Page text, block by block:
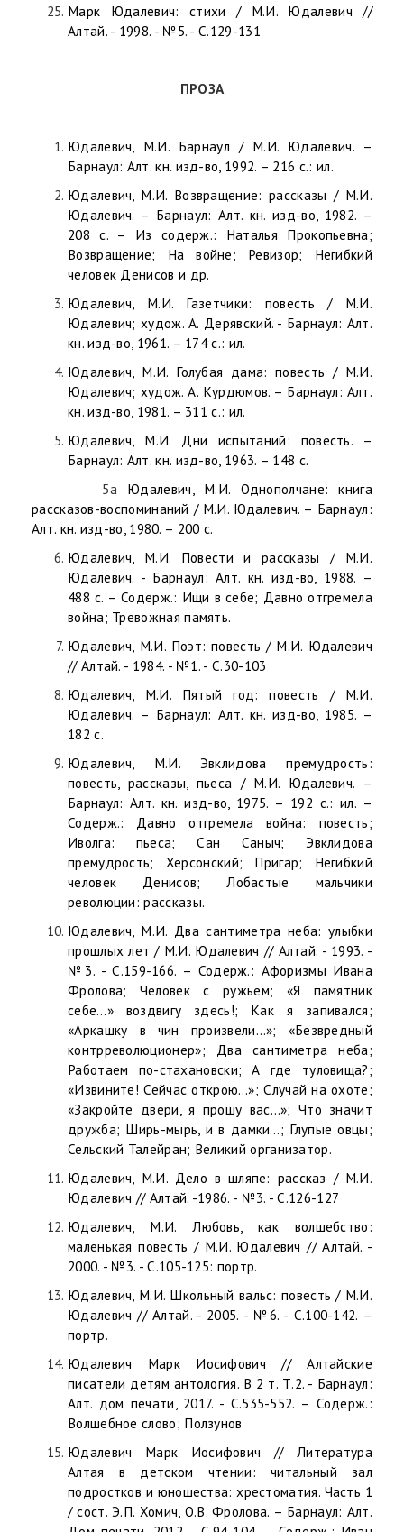
Марк Юдалевич: стихи / М.И. Юдалевич //
Алтай. - 1998. - №5. - С.129-131
ПРОЗА
Юдалевич, М.И. Барнаул / М.И. Юдалевич. –
Барнаул: Алт. кн. изд-во, 1992. – 216 с.: ил.
Юдалевич, М.И. Возвращение: рассказы / М.И.
Юдалевич. – Барнаул: Алт. кн. изд-во, 1982. –
208 с. – Из содерж.: Наталья Прокопьевна;
Возвращение; На войне; Ревизор; Негибкий
человек Денисов и др.
Юдалевич, М.И. Газетчики: повесть / М.И.
Юдалевич; худож. А. Дерявский. - Барнаул: Алт.
кн. изд-во, 1961. – 174 с.: ил.
Юдалевич, М.И. Голубая дама: повесть / М.И.
Юдалевич; худож. А. Курдюмов. – Барнаул: Алт.
кн. изд-во, 1981. – 311 с.: ил.
Юдалевич, М.И. Дни испытаний: повесть. –
Барнаул: Алт. кн. изд-во, 1963. – 148 с.
5а Юдалевич, М.И. Однополчане: книга
рассказов-воспоминаний / М.И. Юдалевич. – Барнаул:
Алт. кн. изд-во, 1980. – 200 с.
Юдалевич, М.И. Повести и рассказы / М.И.
Юдалевич. - Барнаул: Алт. кн. изд-во, 1988. –
488 с. – Содерж.: Ищи в себе; Давно отгремела
война; Тревожная память.
Юдалевич, М.И. Поэт: повесть / М.И. Юдалевич
// Алтай. - 1984. - №1. - С.30-103
Юдалевич, М.И. Пятый год: повесть / М.И.
Юдалевич. – Барнаул: Алт. кн. изд-во, 1985. –
182 с.
Юдалевич, М.И. Эвклидова премудрость:
повесть, рассказы, пьеса / М.И. Юдалевич. –
Барнаул: Алт. кн. изд-во, 1975. – 192 с.: ил. –
Содерж.: Давно отгремела война: повесть;
Иволга: пьеса; Сан Саныч; Эвклидова
премудрость; Херсонский; Пригар; Негибкий
человек Денисов; Лобастые мальчики
революции: рассказы.
Юдалевич, М.И. Два сантиметра неба: улыбки
прошлых лет / М.И. Юдалевич // Алтай. - 1993. -
№3. - С.159-166. – Содерж.: Афоризмы Ивана
Фролова; Человек с ружьем; «Я памятник
себе…» воздвигу здесь!; Как я запивался;
«Аркашку в чин произвели…»; «Безвредный
контрреволюционер»; Два сантиметра неба;
Работаем по-стахановски; А где туловища?;
«Извините! Сейчас открою…»; Случай на охоте;
«Закройте двери, я прошу вас…»; Что значит
дружба; Ширь-мырь, и в дамки…; Глупые овцы;
Сельский Талейран; Великий организатор.
Юдалевич, М.И. Дело в шляпе: рассказ / М.И.
Юдалевич // Алтай. -1986. - №3. - С.126-127
Юдалевич, М.И. Любовь, как волшебство:
маленькая повесть / М.И. Юдалевич // Алтай. -
2000. - №3. - С.105-125: портр.
Юдалевич, М.И. Школьный вальс: повесть / М.И.
Юдалевич // Алтай. - 2005. - №6. - С.100-142. –
портр.
Юдалевич Марк Иосифович // Алтайские
писатели детям антология. В 2 т. Т.2. - Барнаул:
Алт. дом печати, 2017. - С.535-552. – Содерж.:
Волшебное слово; Ползунов
Юдалевич Марк Иосифович // Литература
Алтая в детском чтении: читальный зал
подростков и юношества: хрестоматия. Часть 1
/ сост. Э.П. Хомич, О.В. Фролова. – Барнаул: Алт.